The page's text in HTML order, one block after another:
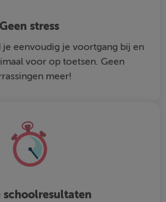
Geen stress
eenvoudig je voortgang bij en
voor op toetsen. Geen
meer!
schoolresultaten